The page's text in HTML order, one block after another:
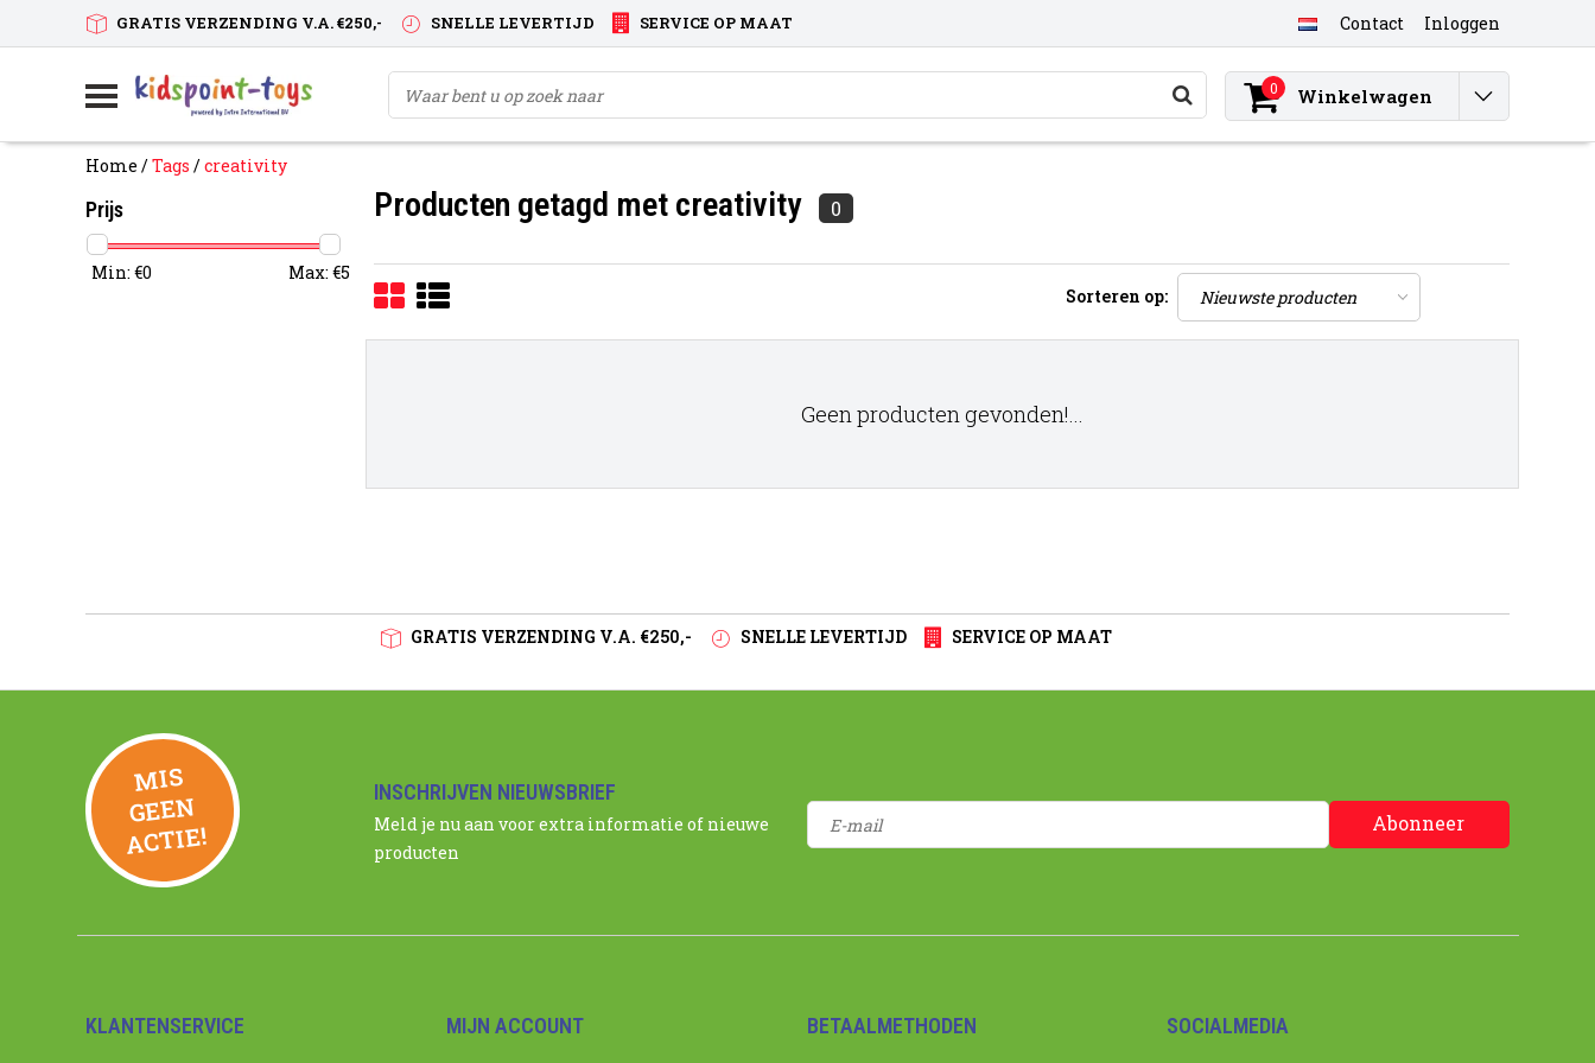
GRATIS VERZENDING V.A. €250,- SNELLE LEVERTIJD SERVICE OP MAAT Contact Inloggen
0 Winkelwagen
Home /Tags /creativity
Prijs
Min: €0 Max: €5
Producten getagd met creativity 0
Sorteren op:
Geen producten gevonden!...
GRATIS VERZENDING V.A. €250,- SNELLE LEVERTIJD SERVICE OP MAAT
MIS
GEE
N
ACTIE!
INSCHRIJVEN NIEUWSBRIEF
Meld je nu aan voor extra informatie of nieuwe
producten
Abonneer
KLANTENSERVICE MIJN ACCOUNT BETAALMETHODEN SOCIALMEDIA